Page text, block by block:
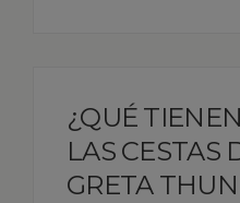
¿QUÉ
LAS CESTAS
GRETA